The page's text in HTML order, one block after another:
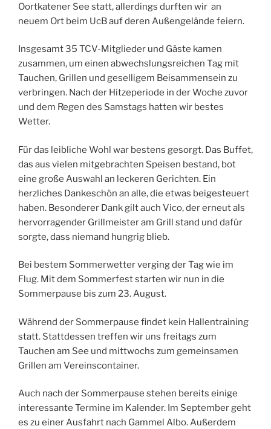
Oortkatener See statt, allerdings durften wir an
neuem Ort beim UcB auf deren Außengelände feiern.
Insgesamt 35 TCV-Mitglieder und Gäste kamen
zusammen, um einen abwechslungsreichen Tag mit
Tauchen, Grillen und geselligem Beisammensein zu
verbringen. Nach der Hitzeperiode in der Woche zuvor
und dem Regen des Samstags hatten wir bestes
Wetter.
Für das leibliche Wohl war bestens gesorgt. Das Buffet,
das aus vielen mitgebrachten Speisen bestand, bot
eine große Auswahl an leckeren Gerichten. Ein
herzliches Dankeschön an alle, die etwas beigesteuert
haben. Besonderer Dank gilt auch Vico, der erneut als
hervorragender Grillmeister am Grill stand und dafür
sorgte, dass niemand hungrig blieb.
Bei bestem Sommerwetter verging der Tag wie im
Flug. Mit dem Sommerfest starten wir nun in die
Sommerpause bis zum 23. August.
Während der Sommerpause findet kein Hallentraining
statt. Stattdessen treffen wir uns freitags zum
Tauchen am See und mittwochs zum gemeinsamen
Grillen am Vereinscontainer.
Auch nach der Sommerpause stehen bereits einige
interessante Termine im Kalender. Im September geht
es zu einer Ausfahrt nach Gammel Albo. Außerdem